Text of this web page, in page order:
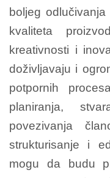
boljeg
kvaliteta
kreativnosti i
doživljavaju i
potpornih
planiranja,
povezivanja
strukturisanje i
mogu da budu